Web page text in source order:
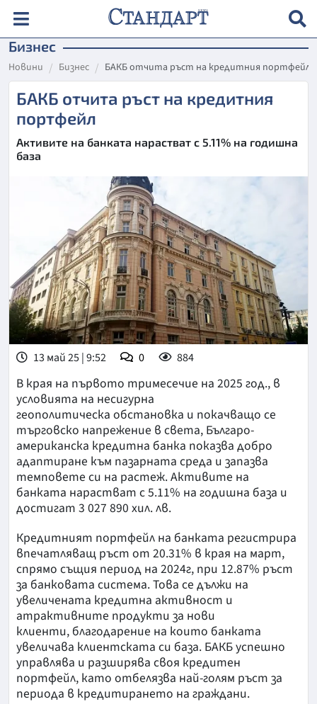
Бизнес
Новини Бизнес БАКБ отчита ръст на кредитния портфейл
БАКБ отчита ръст на кредитния
портфейл
Активите на банката нарастват с 5.11% на годишна
база
13 май 25 | 9:52 0 884
В края на първото тримесечие на 2025 год., в
условията на несигурна
геополитическа обстановка и покачващо се
търговско напрежение в света, Българо-
американска кредитна банка показва добро
адаптиране към пазарната среда и запазва
темповете си на растеж. Активите на
банката нарастват с 5.11% на годишна база и
достигат 3 027 890 хил. лв.
Кредитният портфейл на банката регистрира
впечатляващ ръст от 20.31% в края на март,
спрямо същия период на 2024г, при 12.87% ръст
за банковата система. Това се дължи на
увеличената кредитна активност и
атрактивните продукти за нови
клиенти, благодарение на които банката
увеличава клиентската си база. БАКБ успешно
управлява и разширява своя кредитен
портфейл, като отбелязва най-голям ръст за
периода в кредитирането на граждани.